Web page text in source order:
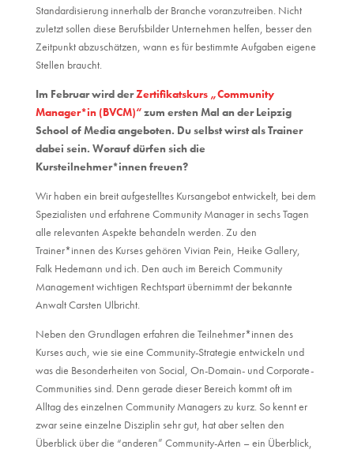
Standardisierung innerhalb der Branche voranzutreiben. Nicht
zuletzt sollen diese Berufsbilder Unternehmen helfen, besser den
Zeitpunkt abzuschätzen, wann es für bestimmte Aufgaben eigene
Stellen braucht.
Im Februar wird derZertifikatskurs „Community
Manager*in (BVCM)“zum ersten Mal an der Leipzig
School of Media angeboten. Du selbst wirst als Trainer
dabei sein. Worauf dürfen sich die
Kursteilnehmer*innen freuen?
Wir haben ein breit aufgestelltes Kursangebot entwickelt, bei dem
Spezialisten und erfahrene Community Manager in sechs Tagen
alle relevanten Aspekte behandeln werden. Zu den
Trainer*innen des Kurses gehören Vivian Pein, Heike Gallery,
Falk Hedemann und ich. Den auch im Bereich Community
Management wichtigen Rechtspart übernimmt der bekannte
Anwalt Carsten Ulbricht.
Neben den Grundlagen erfahren die Teilnehmer*innen des
Kurses auch, wie sie eine Community-Strategie entwickeln und
was die Besonderheiten von Social, On-Domain- und Corporate-
Communities sind. Denn gerade dieser Bereich kommt oft im
Alltag des einzelnen Community Managers zu kurz. So kennt er
zwar seine einzelne Disziplin sehr gut, hat aber selten den
Überblick über die “anderen” Community-Arten – ein Überblick,